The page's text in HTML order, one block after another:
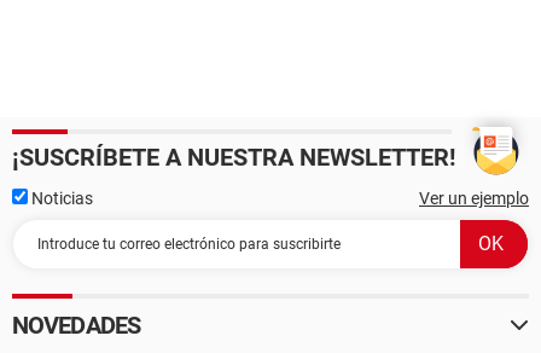
¡SUSCRÍBETE A NUESTRA NEWSLETTER!
Noticias Ver un ejemplo
NOVEDADES